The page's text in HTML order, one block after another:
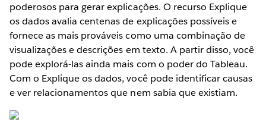
poderosos para gerar explicações. O recurso Explique
os dados avalia centenas de explicações possíveis e
fornece as mais prováveis como uma combinação de
visualizações e descrições em texto. A partir disso, você
pode explorá-las ainda mais com o poder do Tableau.
Com o Explique os dados, você pode identificar causas
e ver relacionamentos que nem sabia que existiam.